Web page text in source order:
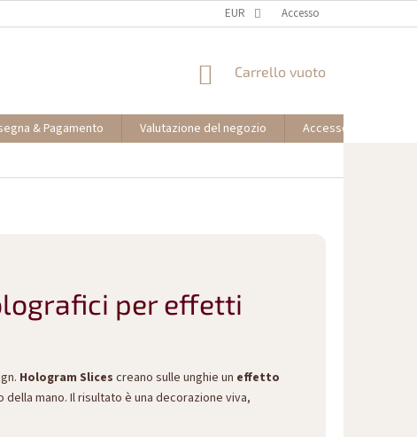
EUR Accesso
CARRELLO
SPESA
Carrello vuoto
& Pagamento Valutazione del negozio
Accesso partner
per effetti
Hologram Slices creano sulle unghie un effetto
mano. Il risultato è una decorazione viva,